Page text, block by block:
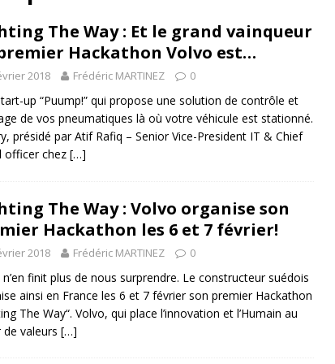
GTi : naissance d’une légende
Honda dévoile un spot publicitaire… confiné! ACTUS
The Way : Et le grand vainqueur
Hackathon Volvo est…
2018 Frédéric MARTINEZ 0
up “Puump!” qui propose une solution de contrôle et
de vos pneumatiques là où votre véhicule est stationné.
présidé par Atif Rafiq – Senior Vice-President IT & Chief
officer chez […]
The Way : Volvo organise son
Hackathon les 6 et 7 février!
2018 Frédéric MARTINEZ 0
finit plus de nous surprendre. Le constructeur suédois
ainsi en France les 6 et 7 février son premier Hackathon
The Way“. Volvo, qui place l’innovation et l’Humain au
de valeurs […]